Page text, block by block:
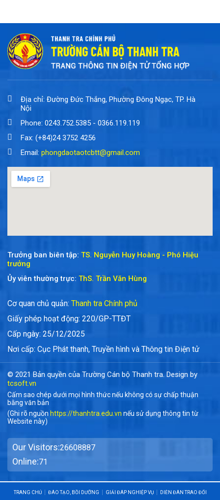
Địa chỉ: Đường Đức Thắng, Phường Đông Ngạc, TP. Hà
Nội
Phone: 0243.752.5385 - 0366.119.119
Fax: (+84)24 3752 4256
Email: phongdaotaotcbtt@gmail.com
Trưởng ban biên tập: TS. Nguyễn Huy Hoàng - Phó Hiệu
trưởng
Ủy viên thường trực: ThS. Trần Văn Hùng
Cơ quan chủ quản: Thanh tra Chính phủ
Giấy phép hoạt động: 220/GP-TTĐT
Cấp ngày: 25/12/2025
Nơi cấp: Cục Phát thanh, Truyền hình và Thông tin Điện tử
© 2021 Bản quyền của Trường Cán bộ Thanh tra. Design by
tcsoft.vn
Cấm sao chép dưới mọi hình thức nếu không có sự chấp thuận
bằng văn bản
(Ghi rõ nguồn https://thanhtra.edu.vn nếu sử dụng thông tin từ
Website này)
Our Visitors:26608887
Online:71
TRANG CHỦ ĐÀO TẠO, BỒI DƯỠNG GIẢI ĐÁP NGHIỆP VỤ DIỄN ĐÀN TRAO ĐỔI